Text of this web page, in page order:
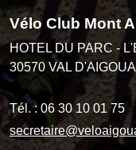
Vélo Club Mont
HOTEL DU PARC -
30570 VAL
Tél. : 06 30 10 01 75